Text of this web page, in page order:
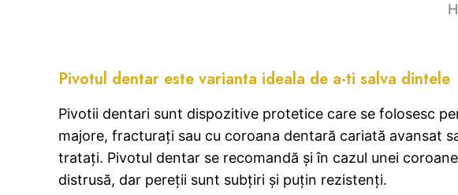
Pivotul dentar este varianta ideala de a-ti salva dintele
Pivotii dentari sunt dispozitive protetice care se folosesc
majore, fracturați sau cu coroana dentară cariată avansat
tratați. Pivotul dentar se recomandă și în cazul unei
distrusă, dar pereții sunt subțiri și puțin rezistenți.